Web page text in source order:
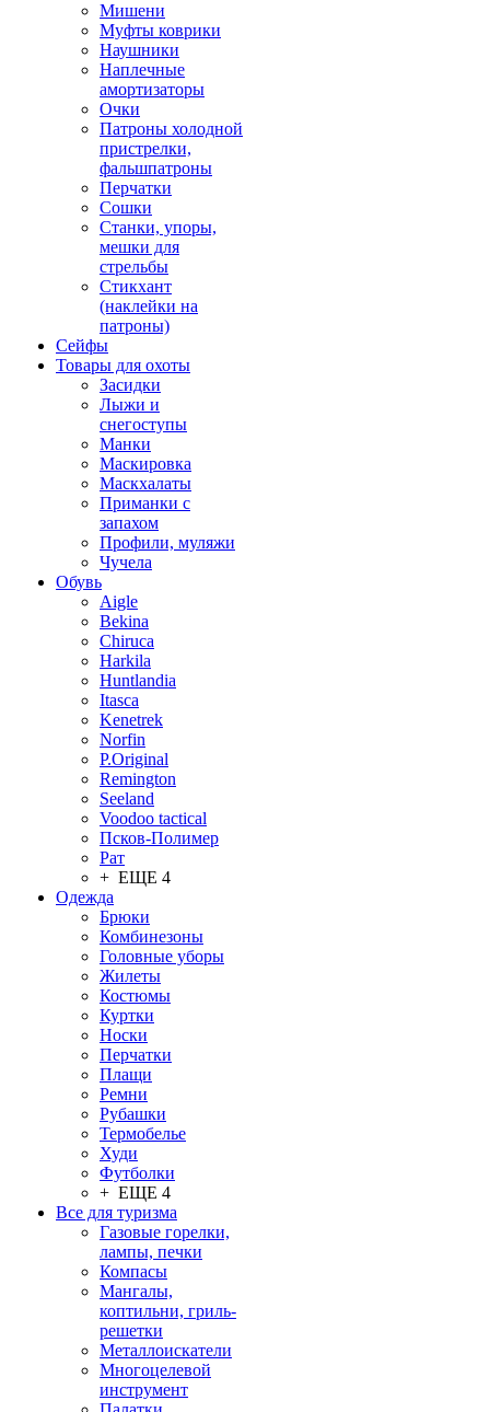
Мишени
Муфты коврики
Наушники
Наплечные
амортизаторы
Очки
Патроны холодной
пристрелки,
фальшпатроны
Перчатки
Сошки
Станки, упоры,
мешки для
стрельбы
Стикхант
(наклейки на
патроны)
Сейфы
Товары для охоты
Засидки
Лыжи и
снегоступы
Манки
Маскировка
Маскхалаты
Приманки с
запахом
Профили, муляжи
Чучела
Обувь
Aigle
Bekina
Chiruсa
Harkila
Huntlandia
Itasca
Kenetrek
Norfin
P.Original
Remington
Seeland
Voodoo tactical
Псков-Полимер
Рат
+ ЕЩЕ 4
Одежда
Брюки
Комбинезоны
Головные уборы
Жилеты
Костюмы
Куртки
Носки
Перчатки
Плащи
Ремни
Рубашки
Термобелье
Худи
Футболки
+ ЕЩЕ 4
Все для туризма
Газовые горелки,
лампы, печки
Компасы
Мангалы,
коптильни, гриль-
решетки
Металлоискатели
Многоцелевой
инструмент